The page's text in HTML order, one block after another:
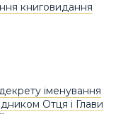
книговидання
іменування
Отця і Глави